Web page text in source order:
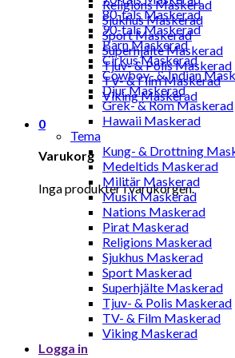
Religions Maskerad
Sjukhus Maskerad
Sport Maskerad
Superhjälte Maskerad
Tjuv- & Polis Maskerad
TV- & Film Maskerad
Viking Maskerad
0
Varukorg
Inga produkter i varukorgen.
80-tals Maskerad
90-tals Maskerad
Barn Maskerad
Cirkus Maskerad
Cowboy- & Indian
Djur Maskerad
Grek- & Rom Maskerad
Hawaii Maskerad
Tema
Kung- & Drottning
Medeltids Maskerad
Militär Maskerad
Musik Maskerad
Nations Maskerad
Pirat Maskerad
Religions Maskerad
Sjukhus Maskerad
Sport Maskerad
Superhjälte Maskerad
Tjuv- & Polis Maskerad
TV- & Film Maskerad
Viking Maskerad
Logga in